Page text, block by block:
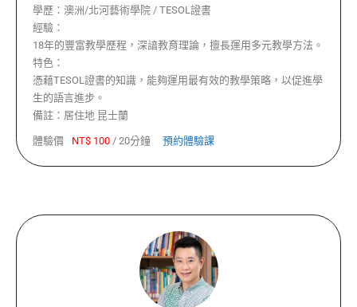
學歷： 澳洲/北河藝術學院 / TESOL證書
經驗：
18年的豐富教學歷程，深諳教育理論，擅長運用多元教學方法。
特色：
憑藉TESOL證書的知識，能夠運用最有效的教學策略，以促進學
生的語言進步。
備註： 居住地 昆士蘭
體驗價 NT$ 100 / 20分鐘 預約體驗課